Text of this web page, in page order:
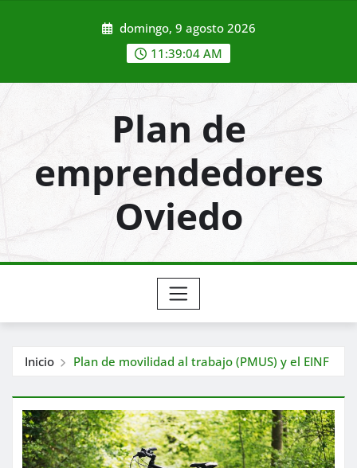
domingo, 9 agosto 2026
11:39:04 AM
Plan de
emprendedores
Oviedo
Inicio Plan de movilidad al trabajo (PMUS) y el EINF